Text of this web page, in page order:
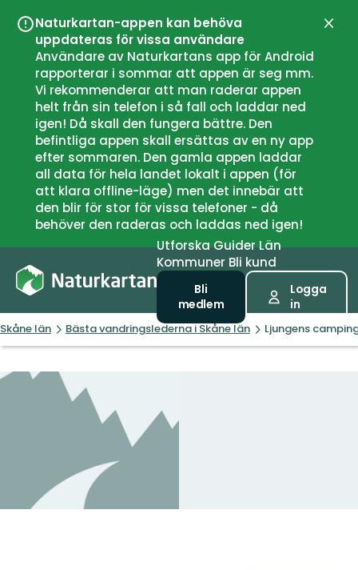
Naturkartan-appen kan behöva
uppdateras för vissa användare
Användare av Naturkartans app för Android
rapporterar i sommar att appen är seg mm.
Vi rekommenderar att man raderar appen
helt från sin telefon i så fall och laddar ned
igen! Då skall den fungera bättre. Den
befintliga appen skall ersättas av en ny app
efter sommaren. Den gamla appen laddar
all data för hela landet lokalt i appen (för
att klara offline-läge) men det innebär att
den blir för stor för vissa telefoner - då
behöver den raderas och laddas ned igen!
UtforskaGuiderLän
Kommuner Bli kund
Bli
medlem
Logga
in
Skåne län Bästa vandringslederna i Skåne län Ljungens